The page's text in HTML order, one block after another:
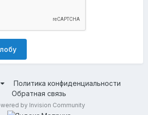
Политика конфиденциальности
Обратная связь
by Invision Community